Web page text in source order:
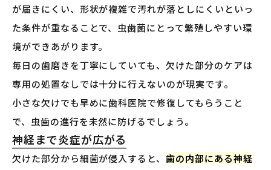
が届きにくい、形状が複雑で汚れが落としにくいといっ
た条件が重なることで、虫歯菌にとって繁殖しやすい環
境ができあがります。
毎日の歯磨きを丁寧にしていても、欠けた部分のケアは
専用の処置なしでは十分に行えないのが現実です。
小さな欠けでも早めに歯科医院で修復してもらうこと
で、虫歯の進行を未然に防げるでしょう。
神経まで炎症が広がる
欠けた部分から細菌が侵入すると、 歯の内部にある神経